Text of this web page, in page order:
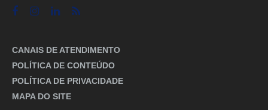
CANAIS DE ATENDIMENTO
POLÍTICA DE CONTEÚDO
POLÍTICA DE PRIVACIDADE
MAPA DO SITE